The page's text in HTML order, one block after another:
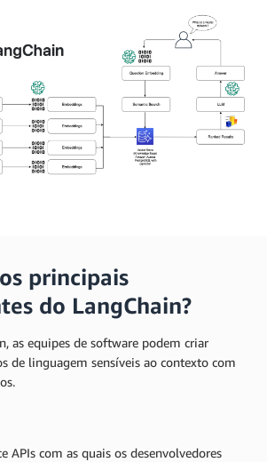
principais
do LangChain?
as equipes de software podem criar
de linguagem sensíveis ao contexto com
APIs com as quais os desenvolvedores